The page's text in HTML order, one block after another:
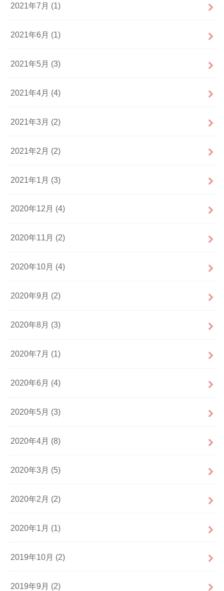
2021年7月 (1)
2021年6月 (1)
2021年5月 (3)
2021年4月 (4)
2021年3月 (2)
2021年2月 (2)
2021年1月 (3)
2020年12月 (4)
2020年11月 (2)
2020年10月 (4)
2020年9月 (2)
2020年8月 (3)
2020年7月 (1)
2020年6月 (4)
2020年5月 (3)
2020年4月 (8)
2020年3月 (5)
2020年2月 (2)
2020年1月 (1)
2019年10月 (2)
2019年9月 (2)